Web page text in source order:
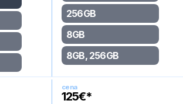
256GB
8GB
8GB, 256GB
cena
125€*